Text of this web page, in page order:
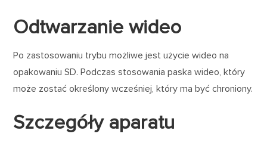
Odtwarzanie wideo
Po zastosowaniu trybu możliwe jest użycie wideo na
opakowaniu SD. Podczas stosowania paska wideo, który
może zostać określony wcześniej, który ma być chroniony.
Szczegóły aparatu